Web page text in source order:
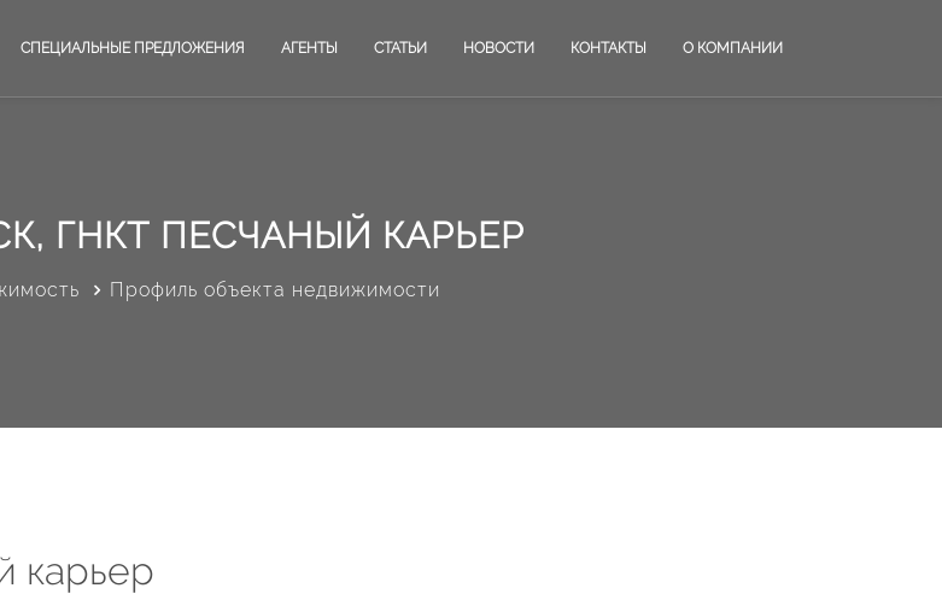
СПЕЦИАЛЬНЫЕ ПРЕДЛОЖЕНИЯ АГЕНТЫ СТАТЬИ НОВОСТИ КОНТАКТЫ О КОМПАНИИ
ГНКТ ПЕСЧАНЫЙ КАРЬЕР
Профиль объекта недвижимости
карьер